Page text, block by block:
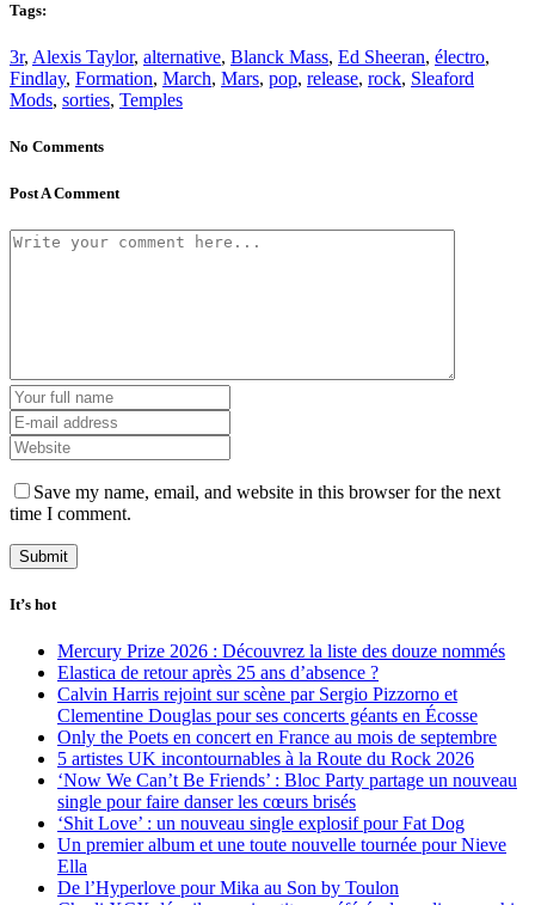
Tags:
3r, Alexis Taylor, alternative, Blanck Mass, Ed Sheeran, électro,
Findlay, Formation, March, Mars, pop, release, rock, Sleaford
Mods, sorties, Temples
No Comments
Post A Comment
Save my name, email, and website in this browser for the next
time I comment.
It’s hot
Mercury Prize 2026 : Découvrez la liste des douze nommés
Elastica de retour après 25 ans d’absence ?
Calvin Harris rejoint sur scène par Sergio Pizzorno et
Clementine Douglas pour ses concerts géants en Écosse
Only the Poets en concert en France au mois de septembre
5 artistes UK incontournables à la Route du Rock 2026
‘Now We Can’t Be Friends’ : Bloc Party partage un nouveau
single pour faire danser les cœurs brisés
‘Shit Love’ : un nouveau single explosif pour Fat Dog
Un premier album et une toute nouvelle tournée pour Nieve
Ella
De l’Hyperlove pour Mika au Son by Toulon